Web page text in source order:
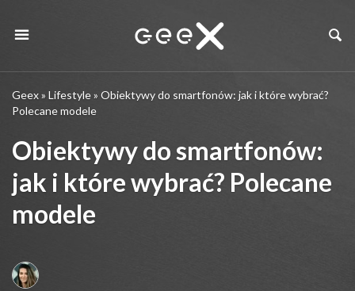
Geex» Lifestyle» Obiektywy do smartfonów: jak i które wybrać?
Polecane modele
Obiektywy do smartfonów:
jak i które wybrać? Polecane
modele